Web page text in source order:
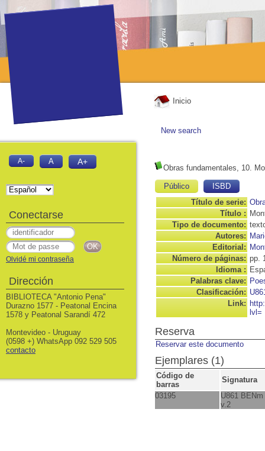
Inicio
New search
Obras fundamentales, 10.
Público
ISBD
Título de serie:
Título :
Tipo de documento:
Autores:
Editorial:
Número de páginas: pp.
Idioma :
Palabras clave:
Clasificación:
Link:
lvl=
Reserva
Reservar este documento
Ejemplares (1)
Código de
barras
Signatura
03195
U861 BENm
v.2
A- A A+
Conectarse
Olvidé mi contraseña
Dirección
BIBLIOTECA "Antonio Pena"
Durazno 1577 - Peatonal Encina
1578 y Peatonal Sarandí 472
Montevideo - Uruguay
(0598 +) WhatsApp 092 529 505
contacto